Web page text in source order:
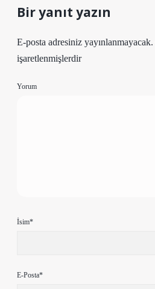
Bir yanıt yazın
E-posta adresiniz yayınlanmayacak.
işaretlenmişlerdir
Yorum
İsim*
E-Posta*